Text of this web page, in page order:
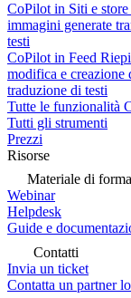
CoPilot in Siti e store
immagini generate
testi
CoPilot in Feed
modifica e creazione
traduzione di testi
Tutte le funzionalità
Tutti gli strumenti
Prezzi
Risorse
Materiale di
Webinar
Helpdesk
Guide e
Contatti
Invia un ticket
Contatta un partner